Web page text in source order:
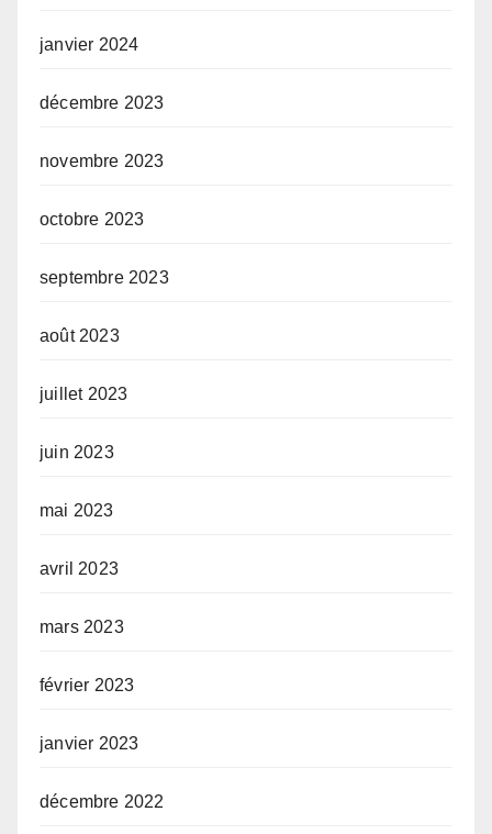
janvier 2024
décembre 2023
novembre 2023
octobre 2023
septembre 2023
août 2023
juillet 2023
juin 2023
mai 2023
avril 2023
mars 2023
février 2023
janvier 2023
décembre 2022